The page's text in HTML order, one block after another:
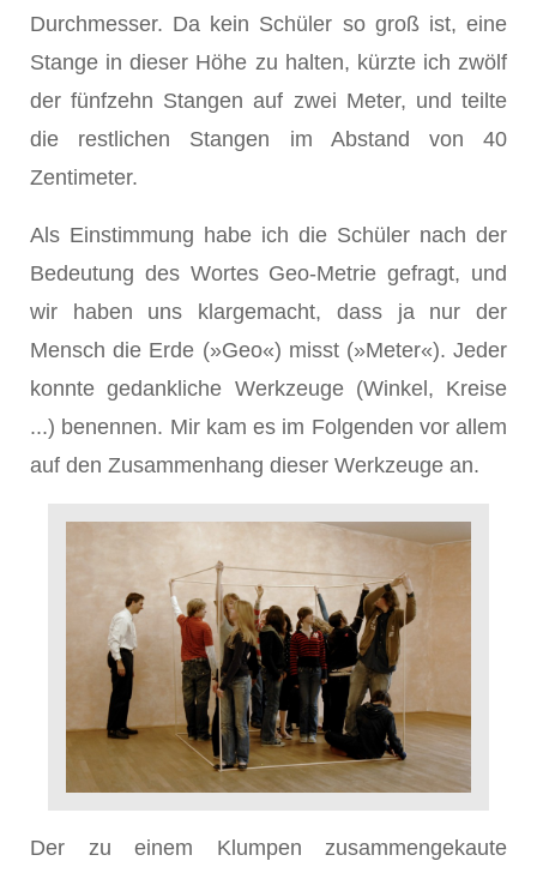
Durchmesser. Da kein Schüler so groß ist, eine
Stange in dieser Höhe zu halten, kürzte ich zwölf
der fünfzehn Stangen auf zwei Meter, und teilte
die restlichen Stangen im Abstand von 40
Zentimeter.
Als Einstimmung habe ich die Schüler nach der
Bedeutung des Wortes Geo-Metrie gefragt, und
wir haben uns klargemacht, dass ja nur der
Mensch die Erde (»Geo«) misst (»Meter«). Jeder
konnte gedankliche Werkzeuge (Winkel, Kreise
...) benennen. Mir kam es im Folgenden vor allem
auf den Zusammenhang dieser Werkzeuge an.
Der zu einem Klumpen zusammengekaute